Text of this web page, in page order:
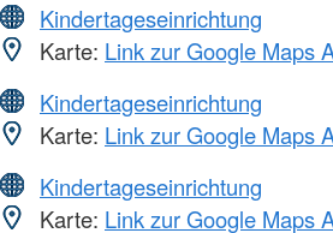
Kindertageseinrichtung
Karte: Link zur Google Maps
Kindertageseinrichtung
Karte: Link zur Google Maps
Kindertageseinrichtung
Karte: Link zur Google Maps